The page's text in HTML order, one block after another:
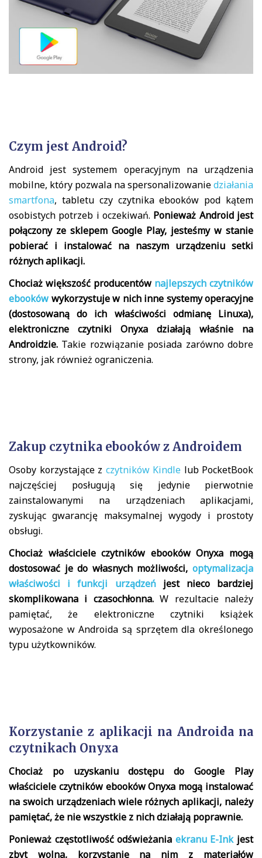
Czym jest Android?
Android jest systemem operacyjnym na urządzenia
mobilne, który pozwala na spersonalizowaniedziałania
smartfona, tabletu czy czytnika ebooków pod kątem
osobistych potrzeb i oczekiwań. Ponieważ Android jest
połączony ze sklepem Google Play, jesteśmy w stanie
pobierać i instalować na naszym urządzeniu setki
różnych aplikacji.
Chociaż większość producentów najlepszych czytników
ebooków wykorzystuje w nich inne systemy operacyjne
(dostosowaną do ich właściwości odmianę Linuxa),
elektroniczne czytniki Onyxa działają właśnie na
Androidzie. Takie rozwiązanie posiada zarówno dobre
strony, jak również ograniczenia.
Zakup czytnika ebooków z Androidem
Osoby korzystające z czytników Kindle lub PocketBook
najczęściej posługują się jedynie pierwotnie
zainstalowanymi na urządzeniach aplikacjami,
zyskując gwarancję maksymalnej wygody i prostoty
obsługi.
Chociaż właściciele czytników ebooków Onyxa mogą
dostosować je do własnych możliwości, optymalizacja
właściwości i funkcji urządzeńjest nieco bardziej
skomplikowana i czasochłonna.W rezultacie należy
pamiętać, że elektroniczne czytniki książek
wyposażone w Androida są sprzętem dla określonego
typu użytkowników.
Korzystanie z aplikacji na Androida na
czytnikach Onyxa
Chociaż po uzyskaniu dostępu do Google Play
właściciele czytników ebooków Onyxa mogą instalować
na swoich urządzeniach wiele różnych aplikacji, należy
pamiętać, że nie wszystkie z nich działają poprawnie.
Ponieważ częstotliwość odświeżania ekranu E-Inkjest
zbyt wolna, korzystanie na nim z materiałów